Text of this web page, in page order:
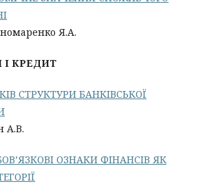
Я.А.
І КРЕДИТ
СТРУКТУРИ БАНКІВСЬКОЇ
А.В.
ОЗНАКИ ФІНАНСІВ ЯК